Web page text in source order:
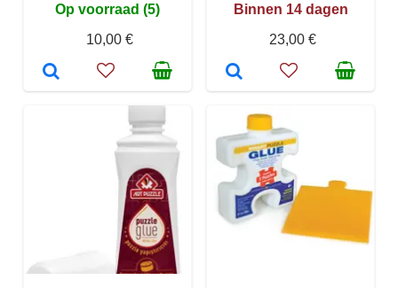
Op voorraad (5)
10,00 €
Binnen 14 dagen
23,00 €